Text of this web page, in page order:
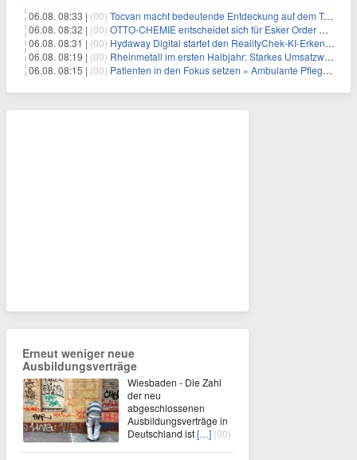
06.08. 08:33 | (00) Tocvan macht bedeutende Entdeckung auf dem Trend Mezquite in Gran Pilar: 215 m mit 0,6 g/t Au ab 36,6 m Bohrtiefe
06.08. 08:32 | (00) OTTO-CHEMIE entscheidet sich für Esker Order Management zur Optimierung des Auftragseingangs
06.08. 08:31 | (00) Hydaway Digital startet den RealityChek-KI-Erkennungs-Bot auf X und ermöglicht damit eine Echtzeit-Verifizierung nach dem Motto „Ist das echt?“ auf einer der größten öffentlichen Kommunikationsplattformen weltweit
06.08. 08:19 | (00) Rheinmetall im ersten Halbjahr: Starkes Umsatzwachstum und Profitabilität auf Rekordniveau
06.08. 08:15 | (00) Patienten in den Fokus setzen » Ambulante Pflegedienste haben mehr Zeit durch die Personalplanung von ISGUS
Erneut weniger neue
Ausbildungsverträge
Wiesbaden - Die Zahl
der neu
abgeschlossenen
Ausbildungsverträge in
Deutschland ist[…] (00)